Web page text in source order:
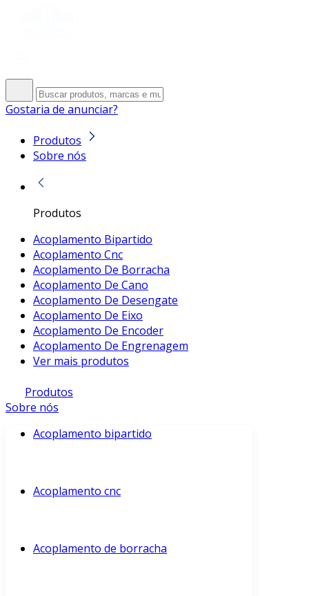
Gostaria de anunciar?
Produtos
Sobre nós
Produtos
Acoplamento Bipartido
Acoplamento Cnc
Acoplamento De Borracha
Acoplamento De Cano
Acoplamento De Desengate
Acoplamento De Eixo
Acoplamento De Encoder
Acoplamento De Engrenagem
Ver mais produtos
Produtos
Sobre nós
Acoplamento bipartido
Acoplamento cnc
Acoplamento de borracha